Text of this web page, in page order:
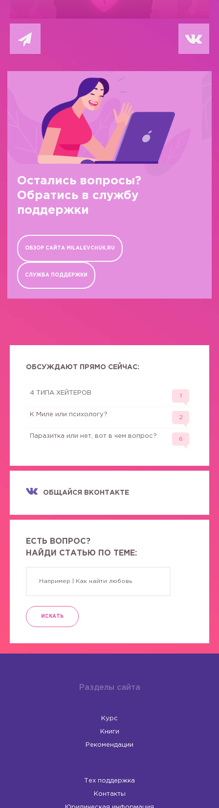
Остались вопросы?
Обратись в службу
поддержки
ОБЗОР САЙТА MILALEVCHUK.RU
СЛУЖБА ПОДДЕРЖКИ
ОБСУЖДАЮТ ПРЯМО СЕЙЧАС:
4 ТИПА ХЕЙТЕРОВ
1
К Миле или психологу?
2
Паразитка или нет, вот в чем вопрос?
6
ОБЩАЙСЯ ВКОНТАКТЕ
ЕСТЬ ВОПРОС?
НАЙДИ СТАТЬЮ ПО ТЕМЕ:
ИСКАТЬ
Разделы сайта
Курс
Книги
Рекомендации
Тех поддержка
Контакты